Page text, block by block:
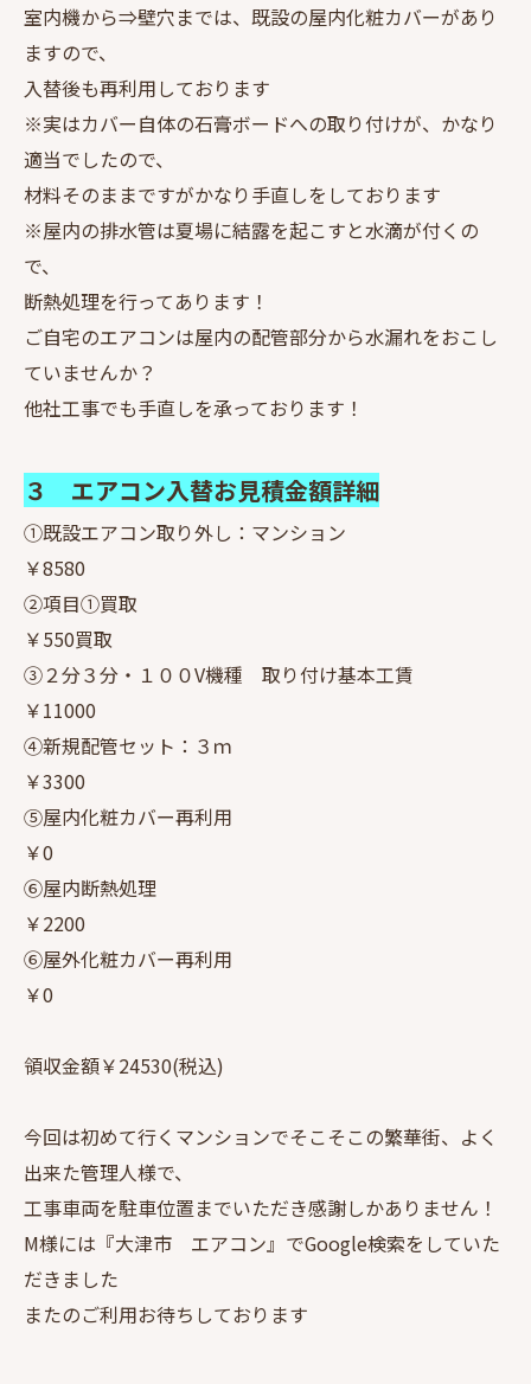
室内機から⇒壁穴までは、既設の屋内化粧カバーがあり
ますので、
入替後も再利用しております
※実はカバー自体の石膏ボードへの取り付けが、かなり
適当でしたので、
材料そのままですがかなり手直しをしております
※屋内の排水管は夏場に結露を起こすと水滴が付くの
で、
断熱処理を行ってあります！
ご自宅のエアコンは屋内の配管部分から水漏れをおこし
ていませんか？
他社工事でも手直しを承っております！
３ エアコン入替お見積金額詳細
①既設エアコン取り外し：マンション
￥8580
②項目①買取
￥550買取
③２分３分・１００V機種 取り付け基本工賃
￥11000
④新規配管セット：３ｍ
￥3300
⑤屋内化粧カバー再利用
￥0
⑥屋内断熱処理
￥2200
⑥屋外化粧カバー再利用
￥0
領収金額￥24530(税込)
今回は初めて行くマンションでそこそこの繁華街、よく
出来た管理人様で、
工事車両を駐車位置までいただき感謝しかありません！
M様には『大津市 エアコン』でGoogle検索をしていた
だきました
またのご利用お待ちしております